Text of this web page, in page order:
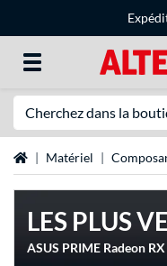
Page d'accueil
Matériel
LES PLUS
ASUS PRIME Radeon